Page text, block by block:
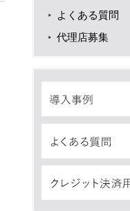
よくある質問
代理店募集